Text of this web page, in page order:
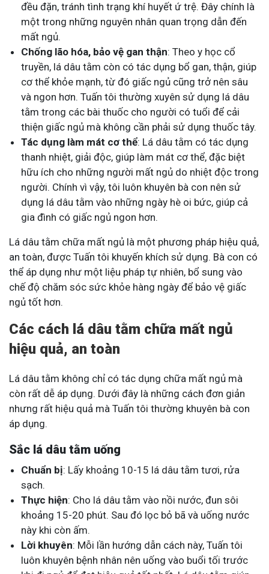
đều đặn, tránh tình trạng khí huyết ứ trệ. Đây chính là
một trong những nguyên nhân quan trọng dẫn đến
mất ngủ.
Chống lão hóa, bảo vệ gan thận: Theo y học cổ
truyền, lá dâu tằm còn có tác dụng bổ gan, thận, giúp
cơ thể khỏe mạnh, từ đó giấc ngủ cũng trở nên sâu
và ngon hơn. Tuấn tôi thường xuyên sử dụng lá dâu
tằm trong các bài thuốc cho người có tuổi để cải
thiện giấc ngủ mà không cần phải sử dụng thuốc tây.
Tác dụng làm mát cơ thể: Lá dâu tằm có tác dụng
thanh nhiệt, giải độc, giúp làm mát cơ thể, đặc biệt
hữu ích cho những người mất ngủ do nhiệt độc trong
người. Chính vì vậy, tôi luôn khuyên bà con nên sử
dụng lá dâu tằm vào những ngày hè oi bức, giúp cả
gia đình có giấc ngủ ngon hơn.
Lá dâu tằm chữa mất ngủ là một phương pháp hiệu quả,
an toàn, được Tuấn tôi khuyến khích sử dụng. Bà con có
thể áp dụng như một liệu pháp tự nhiên, bổ sung vào
chế độ chăm sóc sức khỏe hàng ngày để bảo vệ giấc
ngủ tốt hơn.
Các cách lá dâu tằm chữa mất ngủ
hiệu quả, an toàn
Lá dâu tằm không chỉ có tác dụng chữa mất ngủ mà
còn rất dễ áp dụng. Dưới đây là những cách đơn giản
nhưng rất hiệu quả mà Tuấn tôi thường khuyên bà con
áp dụng.
Sắc lá dâu tằm uống
Chuẩn bị: Lấy khoảng 10-15 lá dâu tằm tươi, rửa
sạch.
Thực hiện: Cho lá dâu tằm vào nồi nước, đun sôi
khoảng 15-20 phút. Sau đó lọc bỏ bã và uống nước
này khi còn ấm.
Lời khuyên: Mỗi lần hướng dẫn cách này, Tuấn tôi
luôn khuyên bệnh nhân nên uống vào buổi tối trước